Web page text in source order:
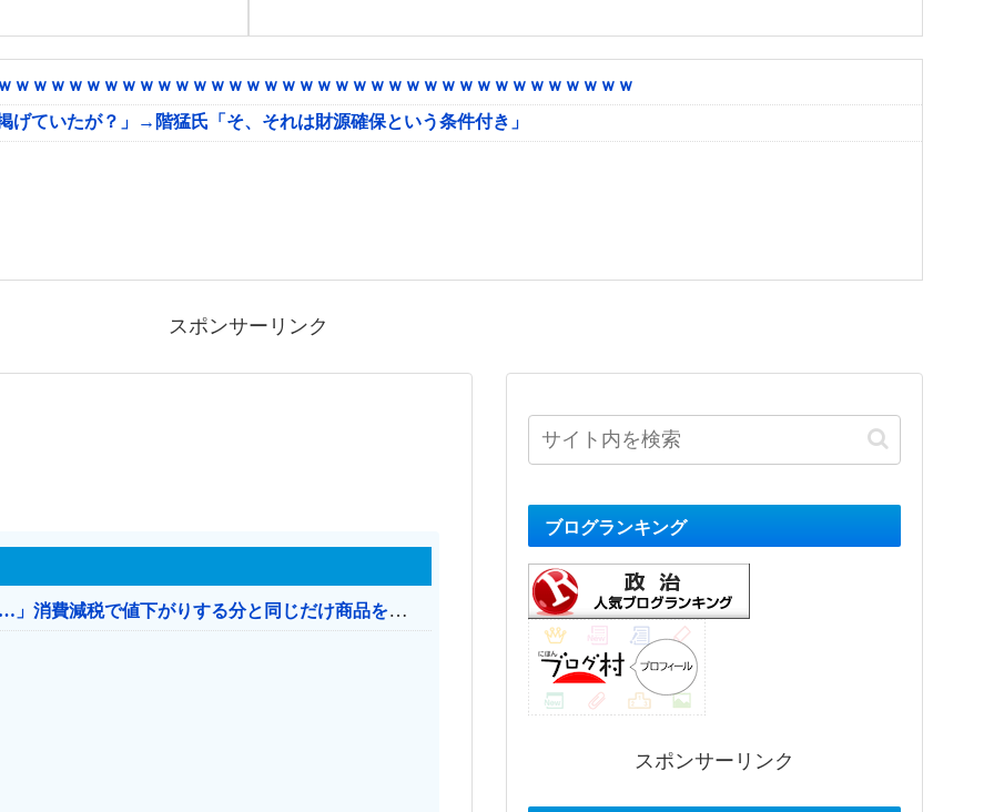
ｗｗｗｗｗｗｗｗｗｗｗｗｗｗｗｗｗｗｗｗｗｗｗｗｗｗｗｗｗｗｗｗｗｗ
ていたが？」→階猛氏「そ、それは財源確保という条件付き」
スポンサーリンク
【消費税率1％】 「下げるのが筋なんですけど…」消費減税で値下がりする分と同じだけ商品を値上げして店頭価格を変えない店も
ブログランキング
スポンサーリンク